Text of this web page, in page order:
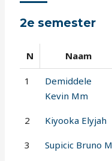
2e semester
N Naam
1
Demiddele
Kevin Mm
2 Kiyooka Elyjah
3 Supicic Bruno M